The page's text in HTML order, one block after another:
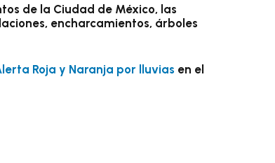
de la Ciudad de México, las
encharcamientos, árboles
Roja y Naranja por lluvias en el